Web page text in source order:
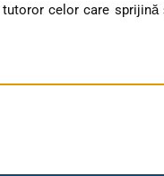
celor care